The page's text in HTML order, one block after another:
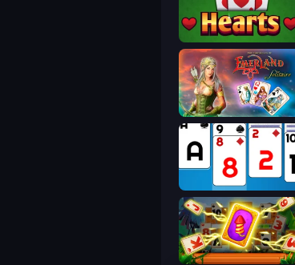
Hearts: Classic
Emerland Solitaire Endless Journey
Social Solitaire
Solitaire: The Great Journey